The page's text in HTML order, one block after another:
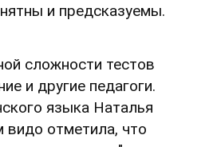
и предсказуемы.
сложности тестов
и другие педагоги.
языка Наталья
видо отметила, что